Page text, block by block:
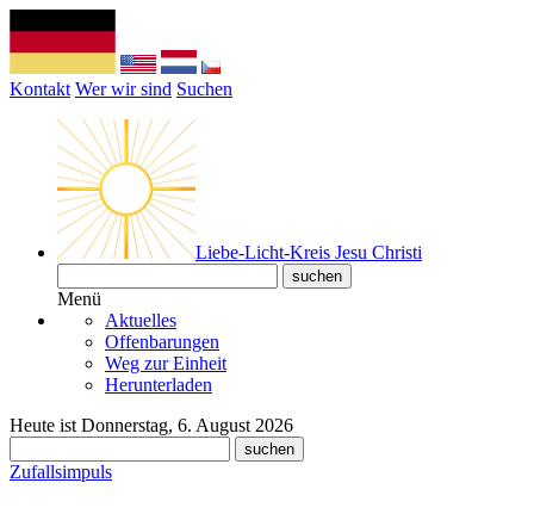
Kontakt Wer wir sind Suchen
Liebe-Licht-Kreis Jesu Christi
Menü
Aktuelles
Offenbarungen
Weg zur Einheit
Herunterladen
Heute ist Donnerstag, 6. August 2026
Zufallsimpuls